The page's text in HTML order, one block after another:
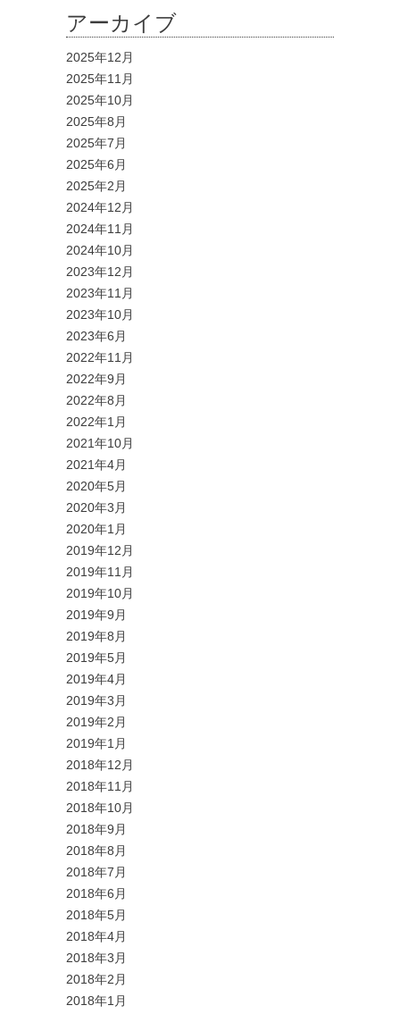
アーカイブ
2025年12月
2025年11月
2025年10月
2025年8月
2025年7月
2025年6月
2025年2月
2024年12月
2024年11月
2024年10月
2023年12月
2023年11月
2023年10月
2023年6月
2022年11月
2022年9月
2022年8月
2022年1月
2021年10月
2021年4月
2020年5月
2020年3月
2020年1月
2019年12月
2019年11月
2019年10月
2019年9月
2019年8月
2019年5月
2019年4月
2019年3月
2019年2月
2019年1月
2018年12月
2018年11月
2018年10月
2018年9月
2018年8月
2018年7月
2018年6月
2018年5月
2018年4月
2018年3月
2018年2月
2018年1月